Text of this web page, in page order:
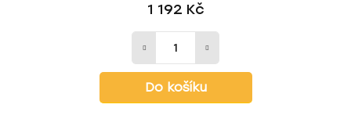
1 192 Kč
Do košíku